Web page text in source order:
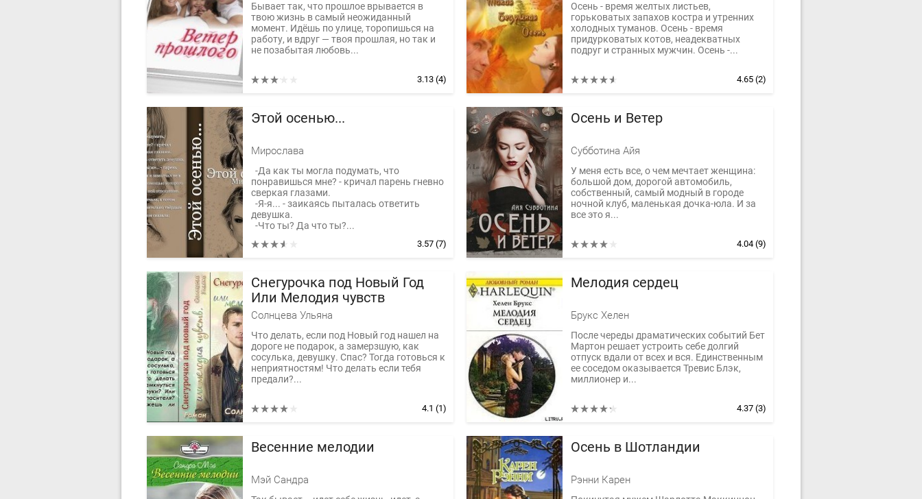
Бывает так, что прошлое врывается в
твою жизнь в самый неожиданный
момент. Идёшь по улице, торопишься на
работу, и вдруг — твоя прошлая, но так и
не позабытая любовь...
3.13 (4)
Осень - время желтых листьев,
горьковатых запахов костра и утренних
холодных туманов. Осень - время
придурковатых котов, неадекватных
подруг и странных мужчин. Осень -...
4.65(2)
Этой осенью...
Мирослава
-Да как ты могла подумать, что
понравишься мне? - кричал парень гневно
сверкая глазами.
-Я-я... - заикаясь пыталась ответить
девушка.
-Что ты? Да что ты?...
3.57 (7)
Осень и Ветер
Субботина Айя
У меня есть все, о чем мечтает женщина:
большой дом, дорогой автомобиль,
собственный, самый модный в городе
ночной клуб, маленькая дочка-юла. И за
все это я...
4.04(9)
Снегурочка под Новый Год
Или Мелодия чувств
Солнцева Ульяна
Что делать, если под Новый год нашел на
дороге не подарок, а замерзшую, как
сосулька, девушку. Спас? Тогда готовься к
неприятностям! Что делать если тебя
предали?...
4.1 (1)
Мелодия сердец
Брукс Хелен
После череды драматических событий Бет
Мартон решает устроить себе долгий
отпуск вдали от всех и вся. Единственным
ее соседом оказывается Тревис Блэк,
миллионер и...
4.37(3)
Весенние мелодии
Мэй Сандра
Осень в Шотландии
Рэнни Карен